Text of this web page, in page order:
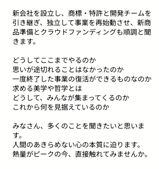
新会社を設立し、商標・特許と開発チームを
引き継ぎ、独立して事業を再始動させ、新商
品準備とクラウドファンディングも順調と聞
きます。
どうしてここまでやるのか
思いが途切れることはなかったのか
一度終了した事業の復活ができるものなのか
求める美学や哲学とは
どうして、みんなが集まってくるのか
これから何を見据えているのか
みなさん、多くのことを聞きたいと思いま
す。
​人間のあきらめない心の本質に迫ります。
熱量がピークの今、直接触れてみませんか。